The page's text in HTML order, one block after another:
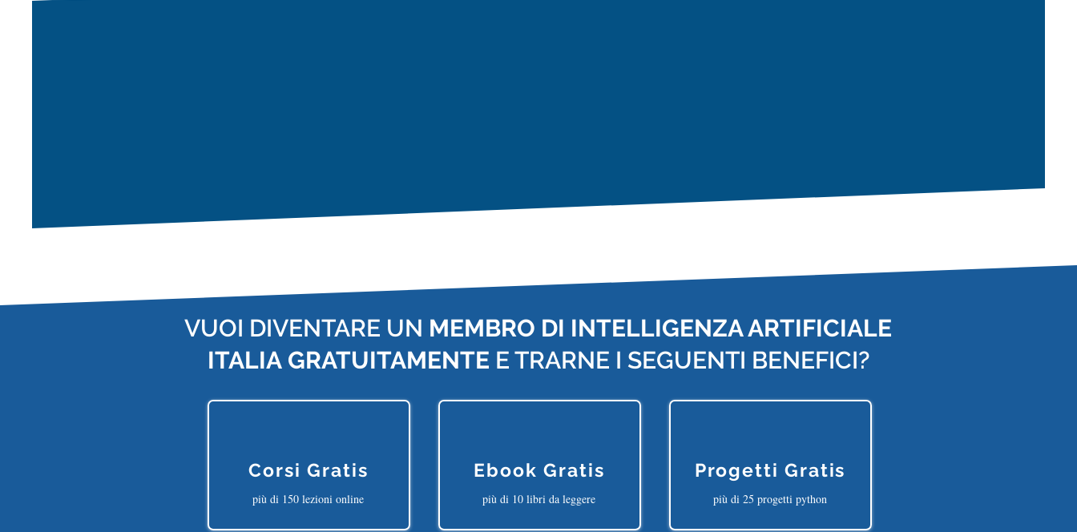
VUOI DIVENTARE UN MEMBRO DI INTELLIGENZA ARTIFICIALE
ITALIA GRATUITAMENTE E TRARNE I SEGUENTI BENEFICI?
Corsi Gratis
più di 150 lezioni online
Ebook Gratis
più di 10 libri da leggere
Progetti Gratis
più di 25 progetti python